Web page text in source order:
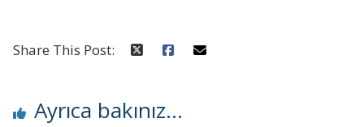
Share This Post:
Ayrıca bakınız...